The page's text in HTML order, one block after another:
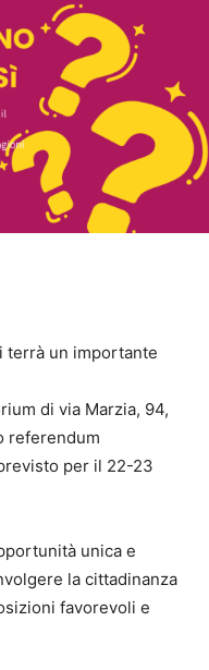
terrà un importante
di via Marzia, 94,
referendum
per il 22-23
unica e
la cittadinanza
favorevoli e